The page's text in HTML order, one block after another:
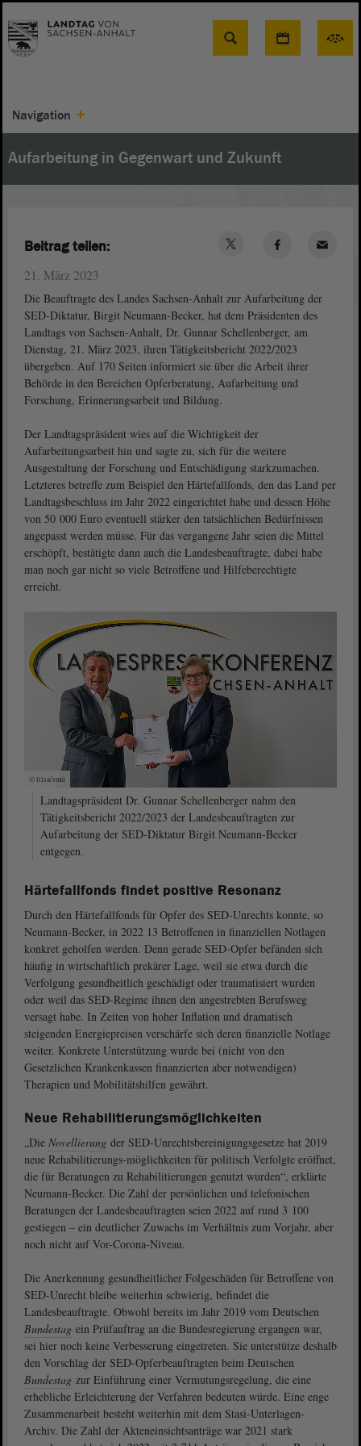
Suche
Navigation
Aufarbeitung in Gegenwart und Zukunft
21. März 2023
Die Beauftragte des Landes Sachsen-Anhalt zur Aufarbeitung der
SED-Diktatur, Birgit Neumann-Becker, hat dem Präsidenten des
Landtags von Sachsen-Anhalt, Dr. Gunnar Schellenberger, am
Dienstag, 21. März 2023, ihren Tätigkeitsbericht 2022/2023
übergeben. Auf 170 Seiten informiert sie über die Arbeit ihrer
Behörde in den Bereichen Opferberatung, Aufarbeitung und
Forschung, Erinnerungsarbeit und Bildung.
Der Landtagspräsident wies auf die Wichtigkeit der
Aufarbeitungsarbeit hin und sagte zu, sich für die weitere
Ausgestaltung der Forschung und Entschädigung starkzumachen.
Letzteres betreffe zum Beispiel den Härtefallfonds, den das Land per
Landtagsbeschluss im Jahr 2022 eingerichtet habe und dessen Höhe
von 50 000 Euro eventuell stärker den tatsächlichen Bedürfnissen
angepasst werden müsse. Für das vergangene Jahr seien die Mittel
erschöpft, bestätigte dann auch die Landesbeauftragte, dabei habe
man noch gar nicht so viele Betroffene und Hilfeberechtigte
erreicht.
© ltlsa/smü
Landtagspräsident Dr. Gunnar Schellenberger nahm den
Tätigkeitsbericht 2022/2023 der Landesbeauftragten zur
Aufarbeitung der SED-Diktatur Birgit Neumann-Becker
entgegen.
Härtefallfonds findet positive Resonanz
Durch den Härtefallfonds für Opfer des SED-Unrechts konnte, so
Neumann-Becker, in 2022 13 Betroffenen in finanziellen Notlagen
konkret geholfen werden. Denn gerade SED-Opfer befänden sich
häufig in wirtschaftlich prekärer Lage, weil sie etwa durch die
Verfolgung gesundheitlich geschädigt oder traumatisiert wurden
oder weil das SED-Regime ihnen den angestrebten Berufsweg
versagt habe. In Zeiten von hoher Inflation und dramatisch
steigenden Energiepreisen verschärfe sich deren finanzielle Notlage
weiter. Konkrete Unterstützung wurde bei (nicht von den
Gesetzlichen Krankenkassen finanzierten aber notwendigen)
Therapien und Mobilitätshilfen gewährt.
Neue Rehabilitierungsmöglichkeiten
„Die Novellierung der SED-Unrechtsbereinigungsgesetze hat 2019
neue Rehabilitierungs-möglichkeiten für politisch Verfolgte eröffnet,
die für Beratungen zu Rehabilitierungen genutzt wurden“, erklärte
Neumann-Becker. Die Zahl der persönlichen und telefonischen
Beratungen der Landesbeauftragten seien 2022 auf rund 3 100
gestiegen – ein deutlicher Zuwachs im Verhältnis zum Vorjahr, aber
noch nicht auf Vor-Corona-Niveau.
Die Anerkennung gesundheitlicher Folgeschäden für Betroffene von
SED-Unrecht bleibe weiterhin schwierig, befindet die
Landesbeauftragte. Obwohl bereits im Jahr 2019 vom Deutschen
Bundestag ein Prüfauftrag an die Bundesregierung ergangen war,
sei hier noch keine Verbesserung eingetreten. Sie unterstütze deshalb
den Vorschlag der SED-Opferbeauftragten beim Deutschen
Bundestag zur Einführung einer Vermutungsregelung, die eine
erhebliche Erleichterung der Verfahren bedeuten würde. Eine enge
Zusammenarbeit besteht weiterhin mit dem Stasi-Unterlagen-
Archiv. Die Zahl der Akteneinsichtsanträge war 2021 stark
Beitrag teilen: